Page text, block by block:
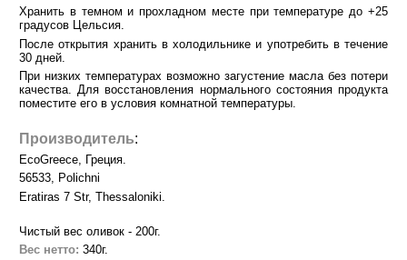
Хранить в темном и прохладном месте при температуре до +25
градусов Цельсия.
После открытия хранить в холодильнике и употребить в течение
30 дней.
При низких температурах возможно загустение масла без потери
качества. Для восстановления нормального состояния продукта
поместите его в условия комнатной температуры.
Производитель:
EcoGreece, Греция.
56533, Polichni
Eratiras 7 Str, Thessaloniki.
Чистый вес оливок - 200г.
Вес нетто: 340г.